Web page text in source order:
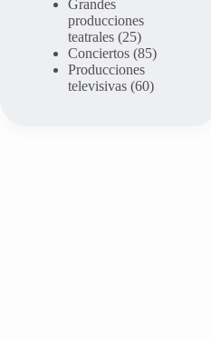
Grandes
producciones
teatrales (25)
Conciertos (85)
Producciones
televisivas (60)